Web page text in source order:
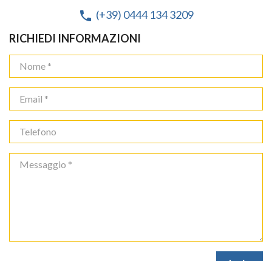
phone (+39) 0444 134 3209
RICHIEDI INFORMAZIONI